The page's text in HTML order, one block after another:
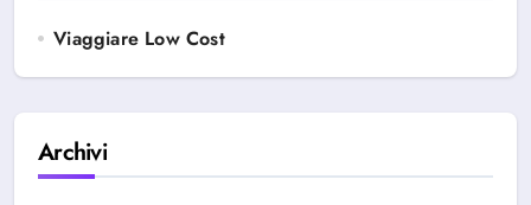
Viaggiare Low Cost
Archivi